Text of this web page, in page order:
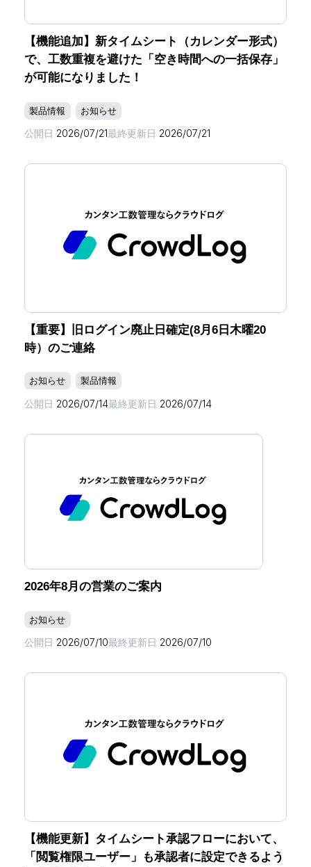
【機能追加】新タイムシート（カレンダー形式）
で、工数重複を避けた「空き時間への一括保存」
が可能になりました！
製品情報 お知らせ
公開日 2026/07/21最終更新日 2026/07/21
【重要】旧ログイン廃止日確定(8月6日木曜20
時）のご連絡
お知らせ 製品情報
公開日 2026/07/14最終更新日 2026/07/14
2026年8月の営業のご案内
お知らせ
公開日 2026/07/10最終更新日 2026/07/10
【機能更新】タイムシート承認フローにおいて、
「閲覧権限ユーザー」も承認者に設定できるよう